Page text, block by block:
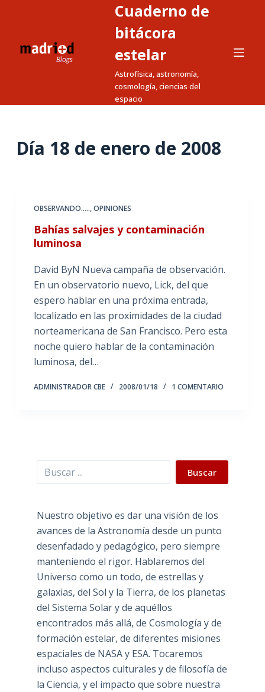
a
Cuaderno de
bitácora
estelar
Astrofísica, astronomía,
cosmología, ciencias del
espacio
Día 18 de enero de 2008
OBSERVANDO.....,OPINIONES
Bahías salvajes y contaminación
luminosa
David ByN Nueva campaña de observación.
En un observatorio nuevo, Lick, del que
espero hablar en una próxima entrada,
localizado en las proximidades de la ciudad
norteamericana de San Francisco. Pero esta
noche quiero hablar de la contaminación
luminosa, del…
ADMINISTRADOR CBE 2008/01/18 1 COMENTARIO
Buscar Buscar
Nuestro objetivo es dar una visión de los
avances de la Astronomía desde un punto
desenfadado y pedagógico, pero siempre
manteniendo el rigor. Hablaremos del
Universo como un todo, de estrellas y
galaxias, del Sol y la Tierra, de los planetas
del Sistema Solar y de aquéllos
encontrados más allá, de Cosmología y de
formación estelar, de diferentes misiones
espaciales de NASA y ESA. Tocaremos
incluso aspectos culturales y de filosofía de
la Ciencia, y el impacto que sobre nuestra